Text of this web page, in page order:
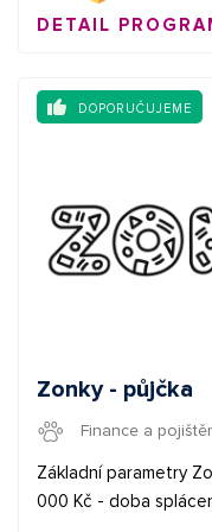
účinne poslať
obchodné informácie
spôsobom súvisí so
Podmienok, môže
súhlasom
úprave, ktoré boli
DETAIL
DOPORUČUJEME
Zonky - půjčka
Finance a
Základní parametry
000 Kč - doba